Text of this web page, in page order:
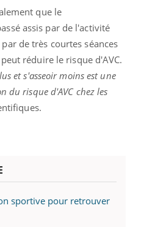
que le
assis par de l'activité
de très courtes séances
réduire le risque d'AVC.
et s'asseoir moins est une
du risque d'AVC chez les
sportive pour retrouver